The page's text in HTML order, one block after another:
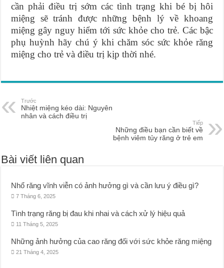
cần phải điều trị sớm các tình trạng khi bé bị hôi
miệng sẽ tránh được những bệnh lý về khoang
miệng gây nguy hiểm tới sức khỏe cho trẻ. Các bậc
phụ huỳnh hãy chú ý khi chăm sóc sức khỏe răng
miệng cho trẻ và điều trị kịp thời nhé.
Trước
Nhiệt miệng kéo dài: Nguyên
nhân và cách điều trị
Tiếp
Những điều bạn cần biết về
bệnh viêm tủy răng ở trẻ em
Bài viết liên quan
Nhổ răng vĩnh viễn có ảnh hưởng gì và cần lưu ý điều gì?
7 Tháng 6, 2025
Tình trạng răng bị đau khi nhai và cách xử lý hiệu quả
11 Tháng 5, 2025
Những ảnh hưởng của cao răng đối với sức khỏe răng miệng
21 Tháng 4, 2025